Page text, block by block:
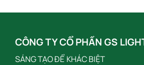
CÔNG TY CỔ PHẦN GS
SÁNG TẠO ĐỂ KHÁC BIỆT